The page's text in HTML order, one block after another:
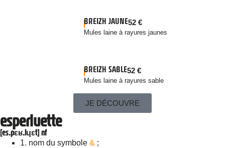
BREIZH JAUNE52 €
Mules laine à rayures jaunes
BREIZH SABLE52 €
Mules laine à rayures sable
JE DÉCOUVRE
esperluette
[es.pɛʁ.lɥɛt] nf
1. nom du symbole & ;